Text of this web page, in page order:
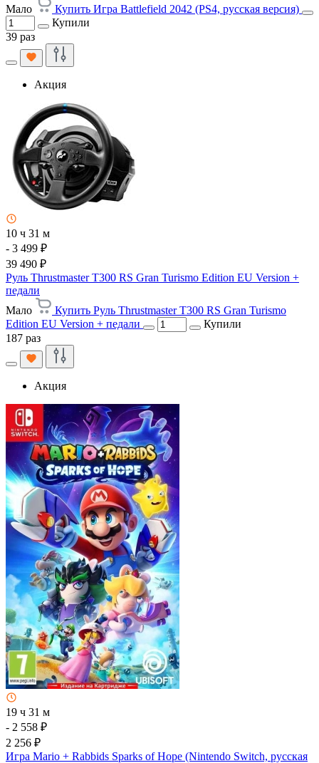
Мало
Купить Игра Battlefield 2042 (PS4, русская версия)
Купили
39 раз
Акция
10 ч 31 м
- 3 499 ₽
39 490 ₽
Руль Thrustmaster T300 RS Gran Turismo Edition EU Version +
педали
Мало
Купить Руль Thrustmaster T300 RS Gran Turismo
Edition EU Version + педали
Купили
187 раз
Акция
19 ч 31 м
- 2 558 ₽
2 256 ₽
Игра Mario + Rabbids Sparks of Hope (Nintendo Switch, русская